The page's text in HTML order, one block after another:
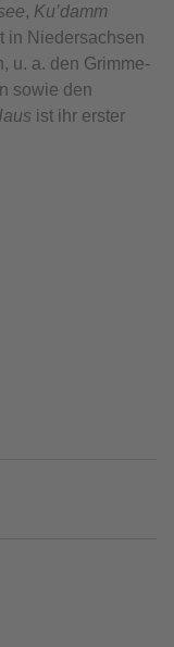
, Ku’damm
in Niedersachsen
u. a. den Grimme-
sowie den
ist ihr erster